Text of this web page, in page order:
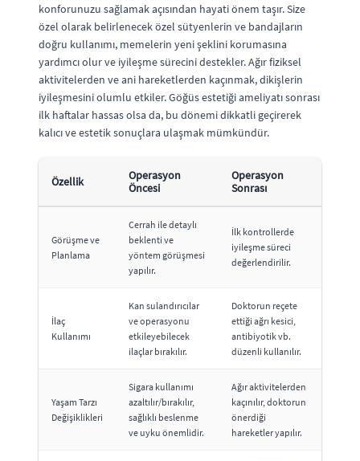
konforunuzu sağlamak açısından hayati önem taşır. Size
özel olarak belirlenecek özel sütyenlerin ve bandajların
doğru kullanımı, memelerin yeni şeklini korumasına
yardımcı olur ve iyileşme sürecini destekler. Ağır fiziksel
aktivitelerden ve ani hareketlerden kaçınmak, dikişlerin
iyileşmesini olumlu etkiler. Göğüs estetiği ameliyatı sonrası
ilk haftalar hassas olsa da, bu dönemi dikkatli geçirerek
kalıcı ve estetik sonuçlara ulaşmak mümkündür.
Özellik
Operasyon
Öncesi
Operasyon
Sonrası
Görüşme ve
Planlama
Cerrah ile detaylı
beklenti ve
yöntem görüşmesi
yapılır.
İlk kontrollerde
iyileşme süreci
değerlendirilir.
İlaç
Kullanımı
Kan sulandırıcılar
ve operasyonu
etkileyebilecek
ilaçlar bırakılır.
Doktorun reçete
ettiği ağrı kesici,
antibiyotik vb.
düzenli kullanılır.
Yaşam Tarzı
Değişiklikleri
Sigara kullanımı
azaltılır/bırakılır,
sağlıklı beslenme
ve uyku önemlidir.
Ağır aktivitelerden
kaçınılır, doktorun
önerdiği
hareketler yapılır.